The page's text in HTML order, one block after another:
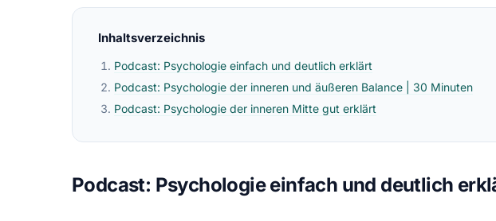
Inhaltsverzeichnis
Podcast: Psychologie einfach und deutlich erklärt
Podcast: Psychologie der inneren und äußeren Balance | 30 Minuten
Podcast: Psychologie der inneren Mitte gut erklärt
Podcast: Psychologie einfach und deutlich